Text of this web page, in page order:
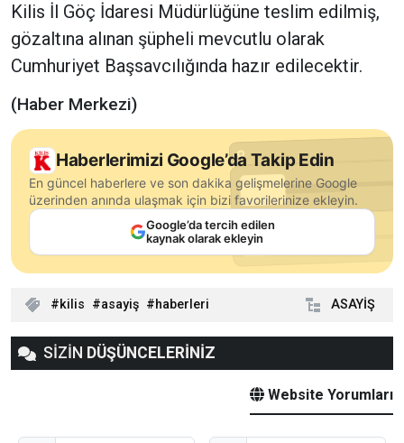
Kilis İl Göç İdaresi Müdürlüğüne teslim edilmiş,
gözaltına alınan şüpheli mevcutlu olarak
Cumhuriyet Başsavcılığında hazır edilecektir.
(Haber Merkezi)
Haberlerimizi Google’da Takip Edin
En güncel haberlere ve son dakika gelişmelerine Google
üzerinden anında ulaşmak için bizi favorilerinize ekleyin.
Google’da tercih edilen
kaynak olarak ekleyin
kilis asayiş haberleri ASAYİŞ
SİZİN DÜŞÜNCELERİNİZ
Website Yorumları